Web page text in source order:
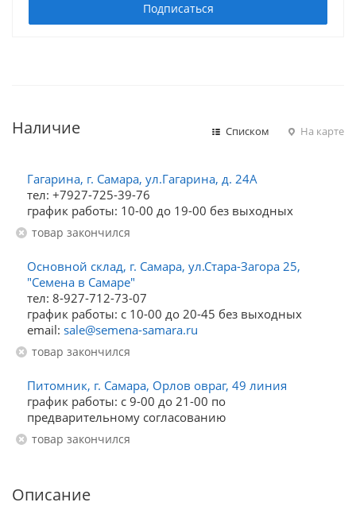
Подписаться
Наличие Списком На карте
Гагарина, г. Самара, ул.Гагарина, д. 24А
тел: +7927-725-39-76
график работы: 10-00 до 19-00 без выходных
Товар закончился
Основной склад, г. Самара, ул.Стара-Загора 25,
"Семена в Самаре"
тел: 8-927-712-73-07
график работы: с 10-00 до 20-45 без выходных
email: sale@semena-samara.ru
Товар закончился
Питомник, г. Самара, Орлов овраг, 49 линия
график работы: с 9-00 до 21-00 по
предварительному согласованию
Товар закончился
Описание